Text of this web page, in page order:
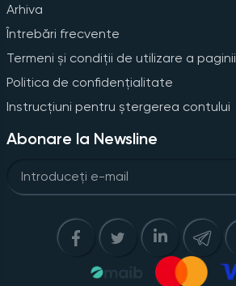
Arhiva
Întrebări frecvente
Termeni și condiții de utilizare a paginii
Politica de confidențialitate
Instrucțiuni pentru ștergerea contului
Abonare la Newsline